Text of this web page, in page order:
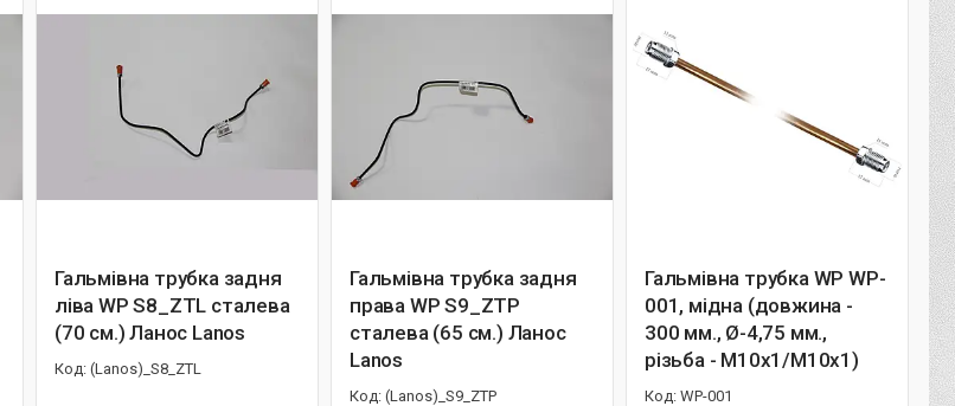
Гальмівна трубка задня
ліва WP S8_ZTL сталева
(70 см.) Ланос Lanos
(Lanos)_S8_ZTL
Гальмівна трубка задня
права WP S9_ZTP
сталева (65 см.) Ланос
Lanos
(Lanos)_S9_ZTP
Гальмівна трубка WP WP-
001, мідна (довжина -
300 мм., Ø-4,75 мм.,
різьба - М10х1/М10х1)
WP-001